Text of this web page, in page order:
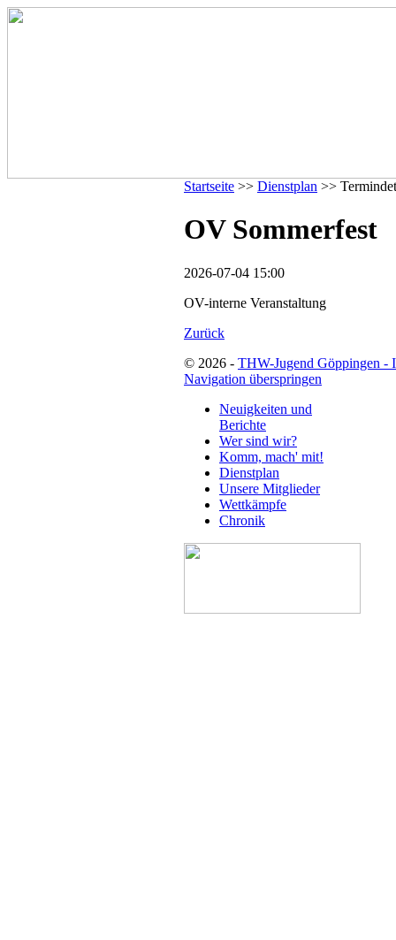
Startseite >> Dienstplan >>
OV Sommerfest
2026-07-04 15:00
OV-interne Veranstaltung
Zurück
© 2026 - THW-Jugend Göppingen -
Navigation überspringen
Neuigkeiten und
Berichte
Wer sind wir?
Komm, mach' mit!
Dienstplan
Unsere Mitglieder
Wettkämpfe
Chronik